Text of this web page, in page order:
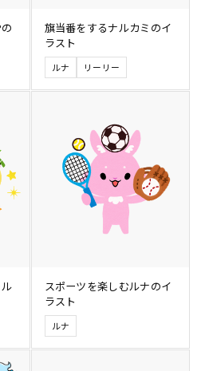
旗当番をするナルカミのイ
ラスト
ルナ リーリー
スポーツを楽しむルナのイ
ラスト
ルナ